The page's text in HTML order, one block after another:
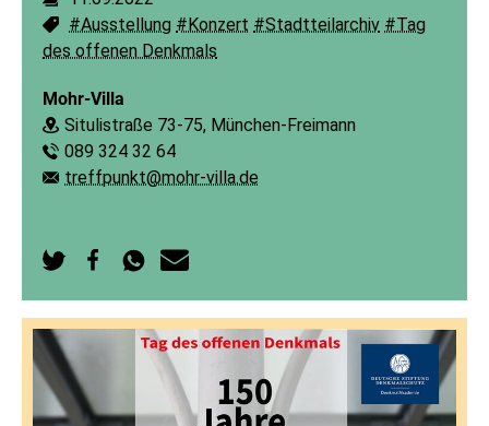
Schlagworte:
#Ausstellung #Konzert #Stadtteilarchiv #Tag
des offenen Denkmals
Mohr-Villa
Ort:
Situlistraße 73-75, München-Freimann
Telefon:
089 324 32 64
E-Mail:
treffpunkt@mohr-villa.de
Twitter
teilen
FacebookWhatsApp
senden
E-
Mail
senden